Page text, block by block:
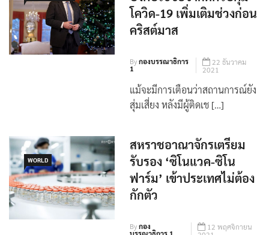
โควิด-19 เพิ่มเติมช่วงก่อน
คริสต์มาส
Byกองบรรณาธิการ
1
22 ธันวาคม
2021
แม้จะมีการเตือนว่าสถานการณ์ยัง
สุ่มเสี่ยง หลังมีผู้ติดเช […]
WORLD
สหราชอาณาจักรเตรียม
รับรอง ‘ซิโนแวค-ซิโน
ฟาร์ม’ เข้าประเทศไม่ต้อง
กักตัว
Byกอง
12 พฤศจิกายน